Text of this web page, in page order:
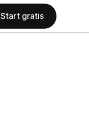
Start gratis